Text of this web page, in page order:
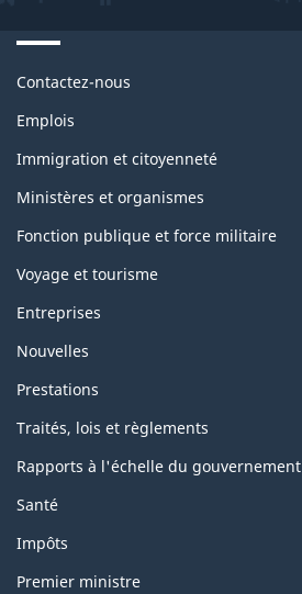
Themes
topics
Contactez-nous
Emplois
Immigration et citoyenneté
Ministères et organismes
Fonction publique et force militaire
Voyage et tourisme
Entreprises
Nouvelles
Prestations
Traités, lois et règlements
Rapports à l'échelle du gouvernement
Santé
Impôts
Premier ministre